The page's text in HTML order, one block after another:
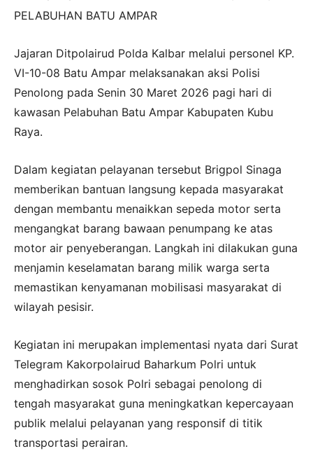
PELABUHAN BATU AMPAR
Jajaran Ditpolairud Polda Kalbar melalui personel KP.
VI-10-08 Batu Ampar melaksanakan aksi Polisi
Penolong pada Senin 30 Maret 2026 pagi hari di
kawasan Pelabuhan Batu Ampar Kabupaten Kubu
Raya.
Dalam kegiatan pelayanan tersebut Brigpol Sinaga
memberikan bantuan langsung kepada masyarakat
dengan membantu menaikkan sepeda motor serta
mengangkat barang bawaan penumpang ke atas
motor air penyeberangan. Langkah ini dilakukan guna
menjamin keselamatan barang milik warga serta
memastikan kenyamanan mobilisasi masyarakat di
wilayah pesisir.
Kegiatan ini merupakan implementasi nyata dari Surat
Telegram Kakorpolairud Baharkum Polri untuk
menghadirkan sosok Polri sebagai penolong di
tengah masyarakat guna meningkatkan kepercayaan
publik melalui pelayanan yang responsif di titik
transportasi perairan.